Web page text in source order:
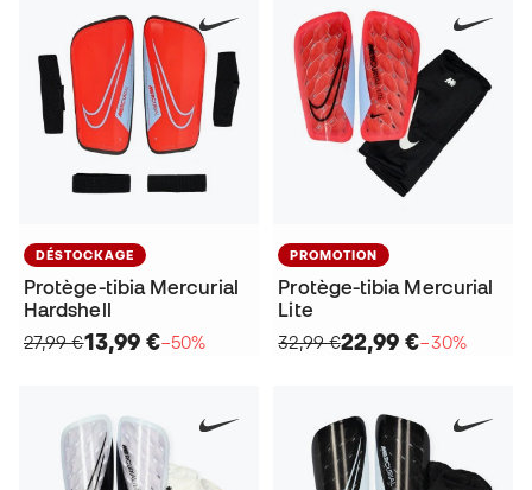
DÉSTOCKAGE
Protège-tibia Mercurial
Hardshell
27,99 €13,99 €−50%
PROMOTION
Protège-tibia Mercurial
Lite
32,99 €22,99 €−30%